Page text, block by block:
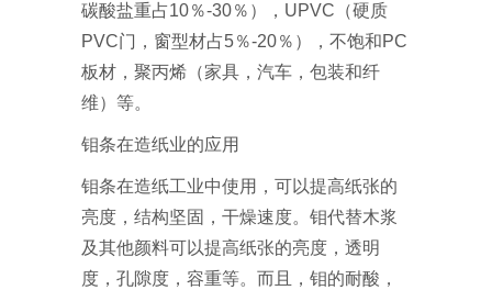
碳酸盐重占10％-30％），UPVC（硬质
PVC门，窗型材占5％-20％），不饱和PC
板材，聚丙烯（家具，汽车，包装和纤
维）等。
钼条在造纸业的应用
钼条在造纸工业中使用，可以提高纸张的
亮度，结构坚固，干燥速度。钼代替木浆
及其他颜料可以提高纸张的亮度，透明
度，孔隙度，容重等。而且，钼的耐酸，